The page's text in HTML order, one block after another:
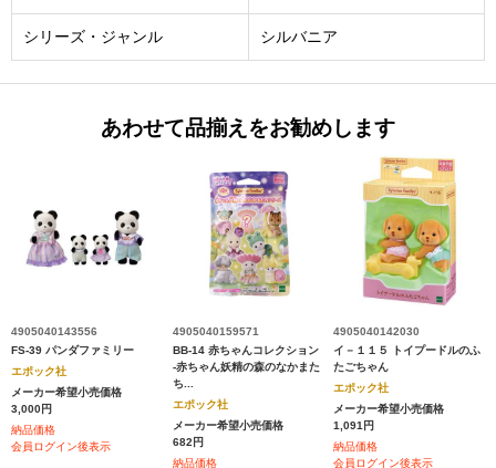
シリーズ・ジャンル シルバニア
あわせて品揃えをお勧めします
4905040143556
FS-39 パンダファミリー
エポック社
メーカー希望小売価格
3,000円
納品価格
会員ログイン後表示
4905040159571
BB-14 赤ちゃんコレクション
-赤ちゃん妖精の森のなかまた
ち...
エポック社
メーカー希望小売価格
682円
納品価格
4905040142030
イ－１１５ トイプードルのふ
たごちゃん
エポック社
メーカー希望小売価格
1,091円
納品価格
会員ログイン後表示